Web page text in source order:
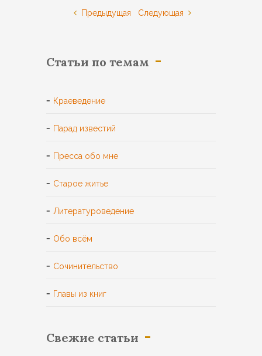
Предыдущая Следующая
Статьи по темам
Краеведение
Парад известий
Пресса обо мне
Старое житье
Литературоведение
Обо всём
Сочинительство
Главы из книг
Свежие статьи